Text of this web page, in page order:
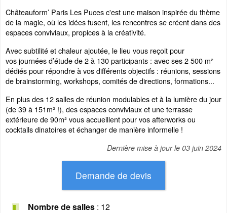
Châteauform’ Paris Les Puces c'est une maison inspirée du thème
de la magie, où les idées fusent, les rencontres se créent dans des
espaces conviviaux, propices à la créativité.
Avec subtilité et chaleur ajoutée, le lieu vous reçoit pour
vos journées d’étude de 2 à 130 participants : avec ses 2 500 m²
dédiés pour répondre à vos différents objectifs : réunions, sessions
de brainstorming, workshops, comités de directions, formations...
En plus des 12 salles de réunion modulables et à la lumière du jour
(de 39 à 151m² !), des espaces conviviaux et une terrasse
extérieure de 90m² vous accueillent pour vos afterworks ou
cocktails dinatoires et échanger de manière informelle !
Dernière mise à jour le 03 juin 2024
Nombre de salles : 12